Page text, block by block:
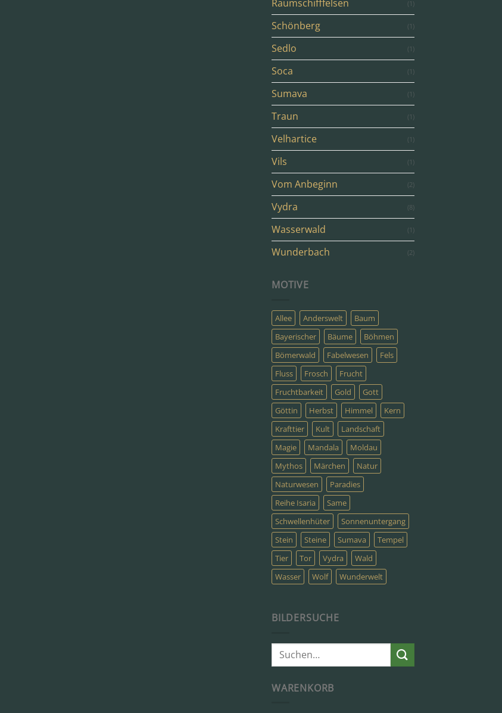
Raumschifffelsen (1)
Schönberg (1)
Sedlo (1)
Soca (1)
Sumava (1)
Traun (1)
Velhartice (1)
Vils (1)
Vom Anbeginn (2)
Vydra (8)
Wasserwald (1)
Wunderbach (2)
MOTIVE
Allee Anderswelt
Baum
Bayerischer
Bäume
Böhmen
Bömerwald
Fabelwesen
Fels
Fluss
Frosch
Frucht
Fruchtbarkeit
Gold
Gott
Göttin
Herbst Himmel
Kern
Krafttier
Kult
Landschaft
Magie
Mandala
Moldau
Mythos
Märchen
Natur
Naturwesen
Paradies
Reihe Isaria
Same
Schwellenhüter
Sonnenuntergang
Stein
Steine Sumava
Tempel
Tier
Tor Vydra
Wald
Wasser
Wolf Wunderwelt
BILDERSUCHE
Suche
WARENKORB